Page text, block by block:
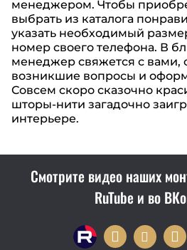
менеджером. Чтобы
выбрать из каталога
указать необходимый
номер своего телефона. В
менеджер свяжется с вами,
возникшие вопросы и
Совсем скоро сказочно
шторы-нити загадочно
интерьере.
Смотрите видео наших
RuTube и во